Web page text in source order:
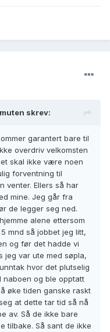
skrev:
garantert bare til
overdriv velkomsten
skal ikke være noen
forventning til
venter. Ellers så har
mine. Jeg går fra
de legger seg ned.
alene ettersom
mnd så jobbet jeg litt,
og før det hadde vi
jeg var ute med søpla,
hvor det plutselig
naboen og ble opptatt
øke tiden ganske raskt
at dette tar tid så nå
av. Så de ikke bare
tilbake. Så sant de ikke